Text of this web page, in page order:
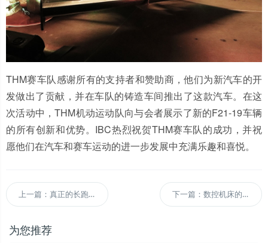
THM赛车队感谢所有的支持者和赞助商，他们为新汽车的开
发做出了贡献，并在车队的铸造车间推出了这款汽车。在这
次活动中，THM机动运动队向与会者展示了新的F21-19车辆
的所有创新和优势。IBC热烈祝贺THM赛车队的成功，并祝
愿他们在汽车和赛车运动的进一步发展中充满乐趣和喜悦。
上一篇：真正的长跑选手。 下一篇：数控机床的高精度柔性解决方案
为您推荐